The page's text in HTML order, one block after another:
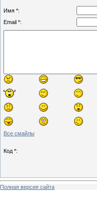
Имя *:
Email *:
Все смайлы
Код *:
Полная версия сайта